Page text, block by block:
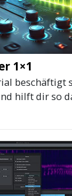
1×1
beschäftigt
hilft dir so